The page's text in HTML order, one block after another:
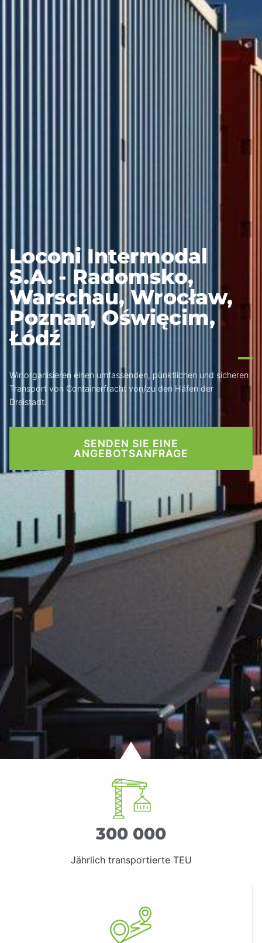
Loconi Intermodal
S.A. - Radomsko,
Warschau, Wrocław,
Poznań, Oświęcim,
Łódź
Wir organisieren einen umfassenden, pünktlichen und sicheren
Transport von Containerfracht von/zu den Häfen der
Dreistadt.
SENDEN SIE EINE
ANGEBOTSANFRAGE
300 000
Jährlich transportierte TEU